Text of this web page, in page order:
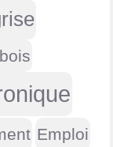
Emploi